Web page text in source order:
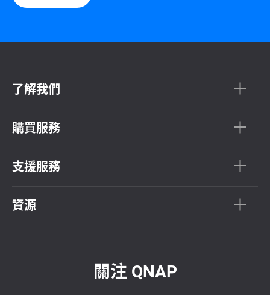
了解我們
購買服務
支援服務
資源
關注 QNAP